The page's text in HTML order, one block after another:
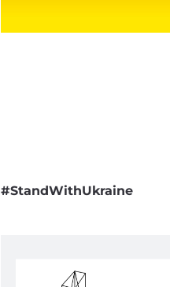
#StandWithUkraine